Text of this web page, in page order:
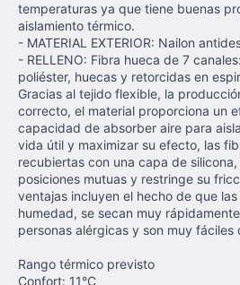
temperaturas ya que tiene buenas
aislamiento térmico.
- MATERIAL EXTERIOR: Nailon
- RELLENO: Fibra hueca de 7
poliéster, huecas y retorcidas en
Gracias al tejido flexible, la
correcto, el material proporciona un
capacidad de absorber aire para
vida útil y maximizar su efecto, las
recubiertas con una capa de
posiciones mutuas y restringe su
ventajas incluyen el hecho de que
humedad, se secan muy
personas alérgicas y son muy fáciles
Rango térmico previsto
Confort: 11°C